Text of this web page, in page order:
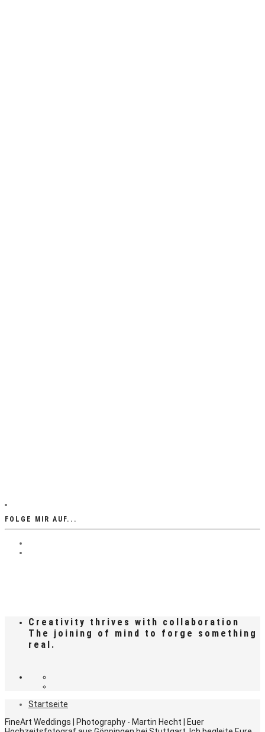
FOLGE MIR AUF...
Creativity thrives with collaboration
The joining of mind to forge something
real.
Startseite
FineArt Weddings | Photography - Martin Hecht | Euer